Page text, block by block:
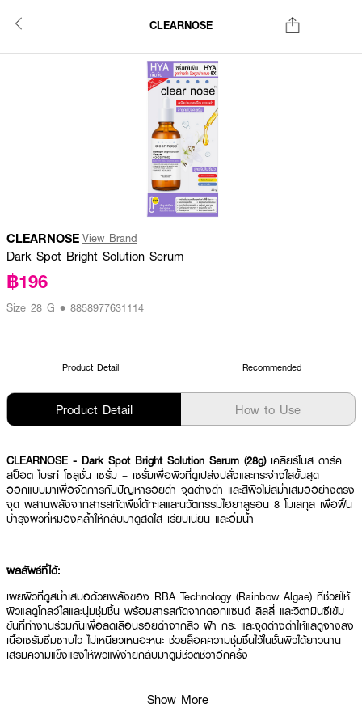
CLEARNOSE
CLEARNOSE View Brand
Dark Spot Bright Solution Serum
฿196
Size 28 G • 8858977631114
Product Detail Recommended
Product Detail How to Use
CLEARNOSE - Dark Spot Bright Solution Serum (28g) เคลียร์โนส ดาร์ค
สป็อต ไบรท์ โซลูชั่น เซรั่ม – เซรั่มเพื่อผิวที่ดูเปล่งปลั่งและกระจ่างใสขั้นสุด
ออกแบบมาเพื่อจัดการกับปัญหารอยดำ จุดด่างดำ และสีผิวไม่สม่ำเสมออย่างตรง
จุด ผสานพลังจากสารสกัดพืชใต้ทะเลและนวัตกรรมไฮยาลูรอน 8 โมเลกุล เพื่อฟื้น
บำรุงผิวที่หมองคล้ำให้กลับมาดูสดใส เรียบเนียน และอิ่มน้ำ
ผลลัพธ์ที่ได้:
เผยผิวที่ดูสม่ำเสมอด้วยพลังของ RBA Technology (Rainbow Algae) ที่ช่วยให้
ผิวแลดูโกลว์ใสและนุ่มชุ่มชื้น พร้อมสารสกัดจากดอกแซนด์ ลิลลี่ และวิตามินซีเข้ม
ข้นที่ทำงานร่วมกันเพื่อลดเลือนรอยดำจากสิว ฝ้า กระ และจุดด่างดำให้แลดูจางลง
เนื้อเซรั่มซึมซาบไว ไม่เหนียวเหนอะหนะ ช่วยล็อคความชุ่มชื้นไว้ในชั้นผิวได้ยาวนาน
เสริมความแข็งแรงให้ผิวแพ้ง่ายกลับมาดูมีชีวิตชีวาอีกครั้ง
● เคลียร์โนส ดาร์ค สป็อต ไบรท์ โซลูชั่น เซรั่ม
Show More